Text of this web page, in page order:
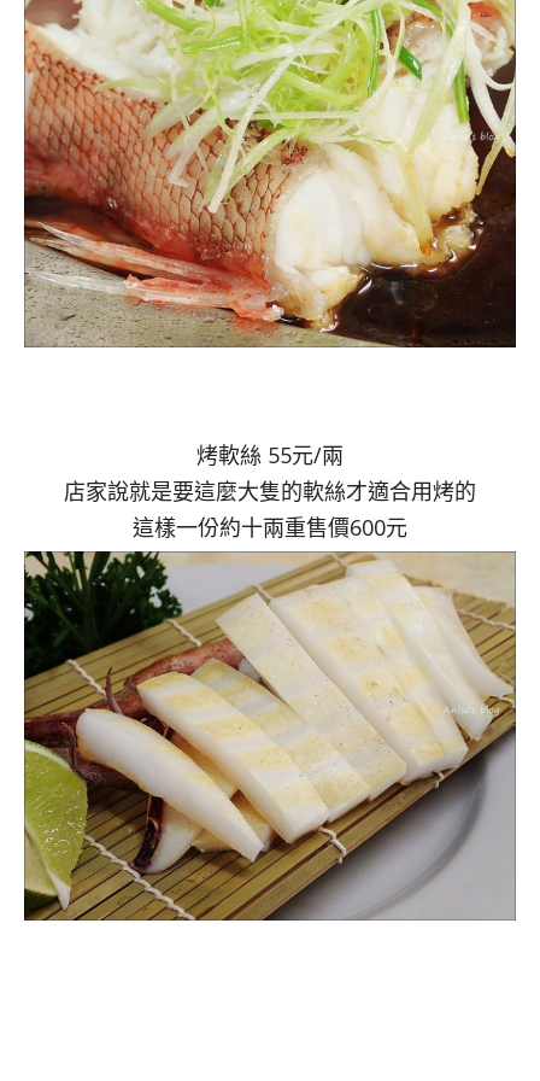
烤軟絲 55元/兩
店家說就是要這麼大隻的軟絲才適合用烤的
這樣一份約十兩重售價600元